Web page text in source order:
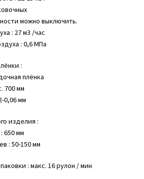
можно выключить.
: 27 м3 /час
: 0,6 МПа
:
плёнка
700 мм
0,06 мм
изделия :
650 мм
: 50-150 мм
: макс. 16 рулон / мин